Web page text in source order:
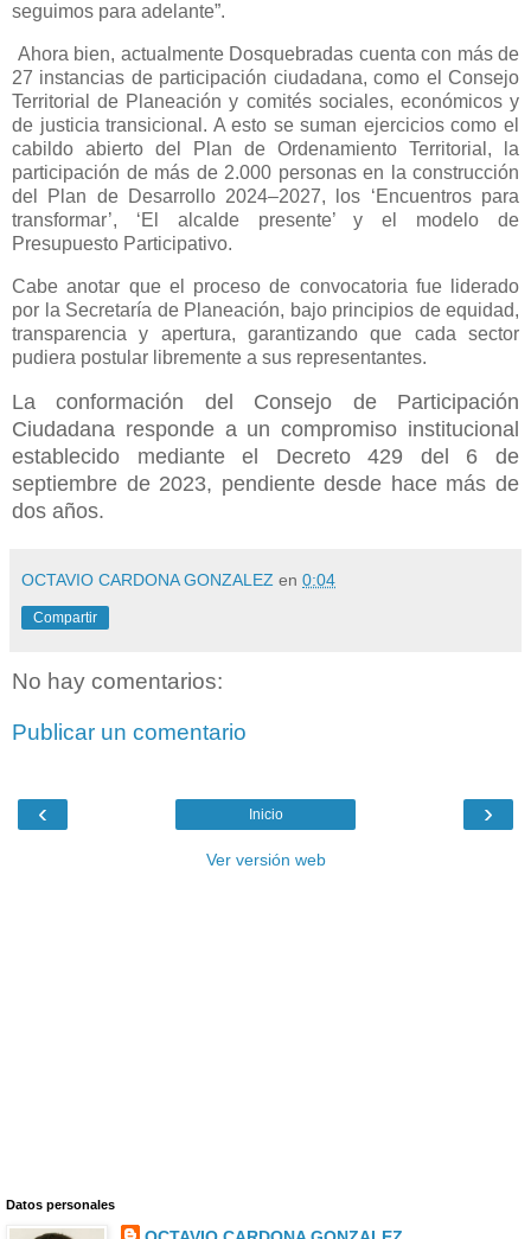
seguimos para adelante”.
Ahora bien, actualmente Dosquebradas cuenta con más de
27 instancias de participación ciudadana, como el Consejo
Territorial de Planeación y comités sociales, económicos y
de justicia transicional. A esto se suman ejercicios como el
cabildo abierto del Plan de Ordenamiento Territorial, la
participación de más de 2.000 personas en la construcción
del Plan de Desarrollo 2024–2027, los ‘Encuentros para
transformar’, ‘El alcalde presente’ y el modelo de
Presupuesto Participativo.
Cabe anotar que el proceso de convocatoria fue liderado
por la Secretaría de Planeación, bajo principios de equidad,
transparencia y apertura, garantizando que cada sector
pudiera postular libremente a sus representantes.
La conformación del Consejo de Participación
Ciudadana responde a un compromiso institucional
establecido mediante el Decreto 429 del 6 de
septiembre de 2023, pendiente desde hace más de
dos años.
OCTAVIO CARDONA GONZALEZ en 0:04
Compartir
No hay comentarios:
Publicar un comentario
‹ ›
Inicio
Ver versión web
Datos personales